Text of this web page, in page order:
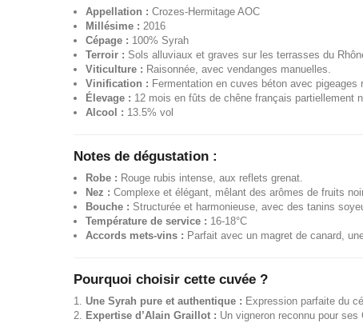
Appellation : Crozes-Hermitage AOC
Millésime : 2016
Cépage : 100% Syrah
Terroir : Sols alluviaux et graves sur les terrasses du
Viticulture : Raisonnée, avec vendanges manuelles.
Vinification : Fermentation en cuves béton avec
Élevage : 12 mois en fûts de chêne français partiellement
Alcool : 13.5% vol
Notes de dégustation :
Robe : Rouge rubis intense, aux reflets grenat.
Nez : Complexe et élégant, mêlant des arômes de fruits
Bouche : Structurée et harmonieuse, avec des tanins
Température de service : 16-18°C
Accords mets-vins : Parfait avec un magret de canard,
Pourquoi choisir cette cuvée ?
Une Syrah pure et authentique : Expression parfaite du
Expertise d’Alain Graillot : Un vigneron reconnu pour